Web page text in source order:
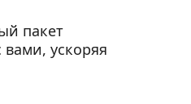
пакет
ускоряя